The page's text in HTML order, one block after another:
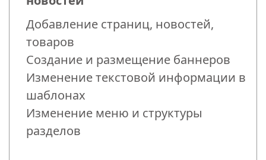
Добавление страниц, новостей,
товаров
Создание и размещение баннеров
Изменение текстовой информации в
шаблонах
Изменение меню и структуры
разделов